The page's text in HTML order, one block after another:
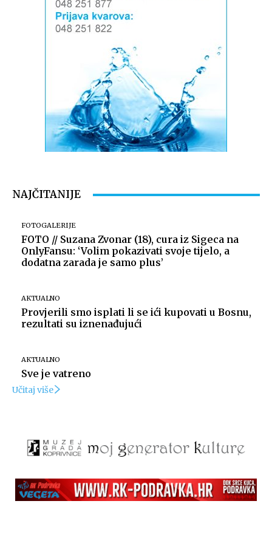
NAJČITANIJE
FOTOGALERIJE
FOTO // Suzana Zvonar (18), cura iz Sigeca na
OnlyFansu: ‘Volim pokazivati svoje tijelo, a
dodatna zarada je samo plus’
AKTUALNO
Provjerili smo isplati li se ići kupovati u Bosnu,
rezultati su iznenađujući
AKTUALNO
Sve je vatreno
Učitaj više